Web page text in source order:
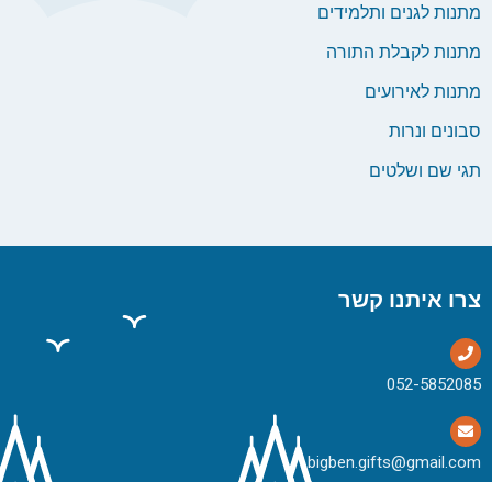
מתנות לגנים ותלמידים
מתנות לקבלת התורה
מתנות לאירועים
סבונים ונרות
תגי שם ושלטים
צרו איתנו קשר
bigben.gifts@gmail.com